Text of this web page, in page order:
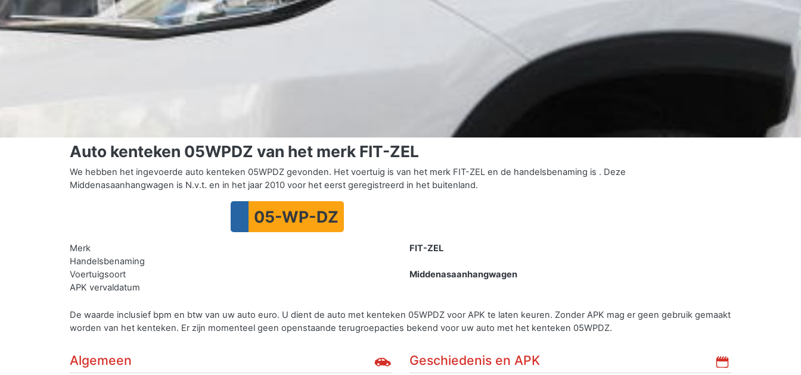
Auto kenteken 05WPDZ van het merk FIT-ZEL
We hebben het ingevoerde auto kenteken 05WPDZ gevonden. Het voertuig is van het merk FIT-ZEL en de handelsbenaming is . Deze
Middenasaanhangwagen is N.v.t. en in het jaar 2010 voor het eerst geregistreerd in het buitenland.
05-WP-DZ
Merk
FIT-ZEL
Handelsbenaming
Voertuigsoort
Middenasaanhangwagen
APK vervaldatum
De waarde inclusief bpm en btw van uw auto euro. U dient de auto met kenteken 05WPDZ voor APK te laten keuren. Zonder APK mag er geen gebruik gemaakt
worden van het kenteken. Er zijn momenteel geen openstaande terugroepacties bekend voor uw auto met het kenteken 05WPDZ.
Algemeen Geschiedenis en APK